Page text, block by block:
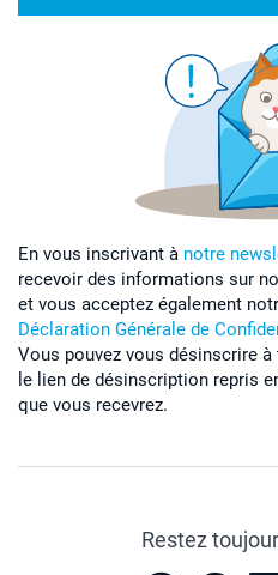
En vous inscrivant à notre
recevoir des informations sur
et vous acceptez également
Déclaration Générale de
Vous pouvez vous désinscrire
le lien de désinscription repris
que vous recevrez.
Restez